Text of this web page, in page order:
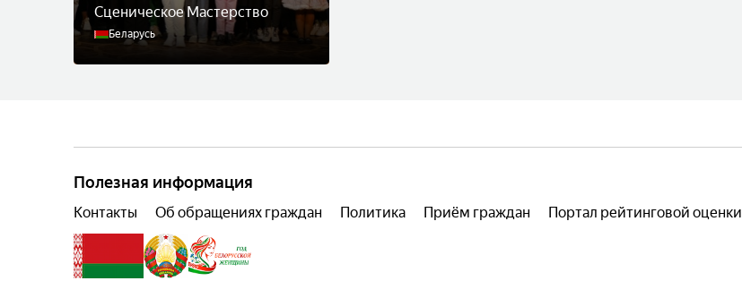
Сценическое Мастерство
Беларусь
Полезная информация
Контакты Об обращениях граждан Политика Приём граждан Портал рейтинговой оценки